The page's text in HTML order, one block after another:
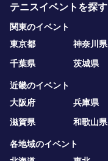
テニスイベントを探す
関東のイベント
東京都
神奈川県
千葉県
茨城県
近畿のイベント
大阪府
兵庫県
滋賀県
和歌山県
各地域のイベント